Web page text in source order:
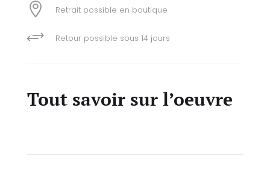
 Retrait possible en boutique
+ Retour possible sous 14 jours
Tout savoir sur l’oeuvre